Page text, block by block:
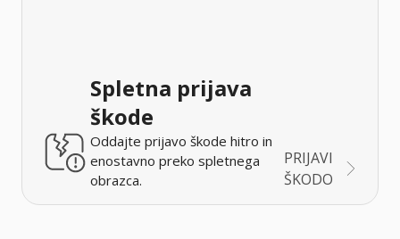
Spletna prijava
škode
Oddajte prijavo škode hitro in
enostavno preko spletnega
obrazca.
PRIJAVI
ŠKODO